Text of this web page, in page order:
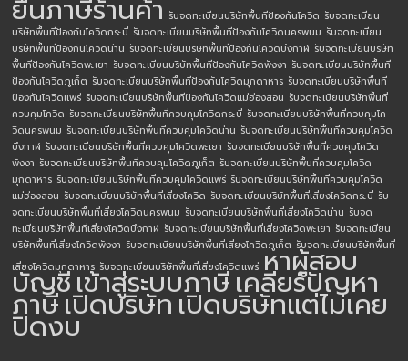
ยื่นภาษีร้านค้า รับจดทะเบียนบริษัทพื้นทีป้องกันโควิด รับจดทะเบียน
บริษัทพื้นทีป้องกันโควิดกระบี่ รับจดทะเบียนบริษัทพื้นทีป้องกันโควิดนครพนม รับจดทะเบียน
บริษัทพื้นทีป้องกันโควิดน่าน รับจดทะเบียนบริษัทพื้นทีป้องกันโควิดบึงกาฬ รับจดทะเบียนบริษัท
พื้นทีป้องกันโควิดพะเยา รับจดทะเบียนบริษัทพื้นทีป้องกันโควิดพังงา รับจดทะเบียนบริษัทพื้นที
ป้องกันโควิดภูเก็ต รับจดทะเบียนบริษัทพื้นทีป้องกันโควิดมุกดาหาร รับจดทะเบียนบริษัทพื้นที
ป้องกันโควิดแพร่ รับจดทะเบียนบริษัทพื้นทีป้องกันโควิดแม่ฮ่องสอน รับจดทะเบียนบริษัทพื้นที่
ควบคุมโควิด รับจดทะเบียนบริษัทพื้นที่ควบคุมโควิดกระบี่ รับจดทะเบียนบริษัทพื้นที่ควบคุมโค
วิดนครพนม รับจดทะเบียนบริษัทพื้นที่ควบคุมโควิดน่าน รับจดทะเบียนบริษัทพื้นที่ควบคุมโควิด
บึงกาฬ รับจดทะเบียนบริษัทพื้นที่ควบคุมโควิดพะเยา รับจดทะเบียนบริษัทพื้นที่ควบคุมโควิด
พังงา รับจดทะเบียนบริษัทพื้นที่ควบคุมโควิดภูเก็ต รับจดทะเบียนบริษัทพื้นที่ควบคุมโควิด
มุกดาหาร รับจดทะเบียนบริษัทพื้นที่ควบคุมโควิดแพร่ รับจดทะเบียนบริษัทพื้นที่ควบคุมโควิด
แม่ฮ่องสอน รับจดทะเบียนบริษัทพื้นที่เสี่ยงโควิด รับจดทะเบียนบริษัทพื้นที่เสี่ยงโควิดกระบี่ รับ
จดทะเบียนบริษัทพื้นที่เสี่ยงโควิดนครพนม รับจดทะเบียนบริษัทพื้นที่เสี่ยงโควิดน่าน รับจด
ทะเบียนบริษัทพื้นที่เสี่ยงโควิดบึงกาฬ รับจดทะเบียนบริษัทพื้นที่เสี่ยงโควิดพะเยา รับจดทะเบียน
บริษัทพื้นที่เสี่ยงโควิดพังงา รับจดทะเบียนบริษัทพื้นที่เสี่ยงโควิดภูเก็ต รับจดทะเบียนบริษัทพื้นที่
เสี่ยงโควิดมุกดาหาร รับจดทะเบียนบริษัทพื้นที่เสี่ยงโควิดแพร่ หาผู้สอบ
บัญชีเข้าสู่ระบบภาษีเคลียร์ปัญหา
ภาษีเปิดบริษัทเปิดบริษัทแต่ไม่เคย
ปิดงบ